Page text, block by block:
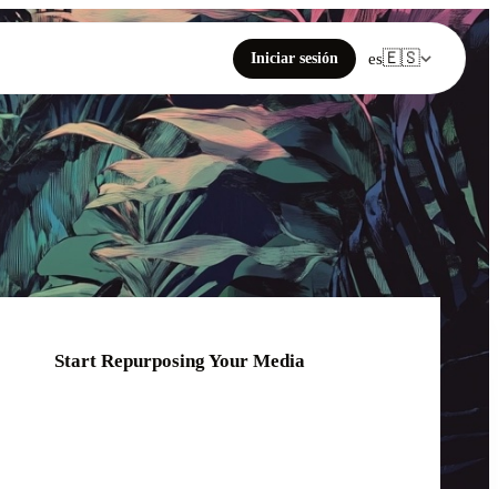
Iniciar sesión es🇪🇸
Start Repurposing Your Media